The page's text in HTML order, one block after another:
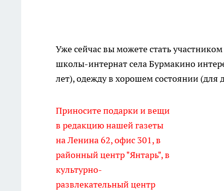
Уже сейчас вы можете стать
школы-интернат села Бурмакино
лет), одежду в хорошем состоянии (для
Приносите подарки и вещи
в редакцию нашей газеты
на Ленина 62, офис 301, в
районный центр "Янтарь", в
культурно-
развлекательный центр